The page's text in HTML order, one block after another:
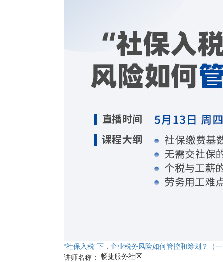
“社保入税”下，企业税务风险如何管控和筹划？（
讲师名称： 畅捷服务社区